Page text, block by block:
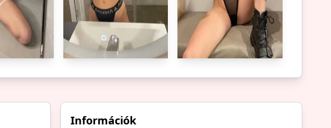
Információk